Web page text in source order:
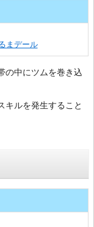
まデール
の中にツムを巻き込
キルを発生すること